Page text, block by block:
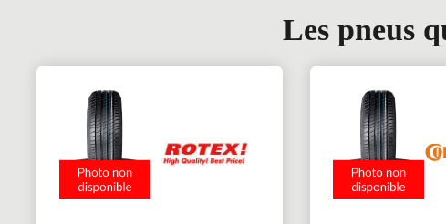
Les pneus